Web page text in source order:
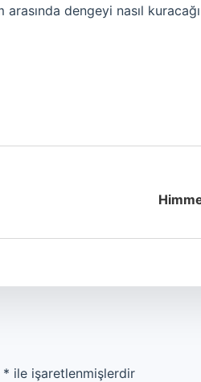
dengeyi nasıl
* ile işaretlenmişlerdir